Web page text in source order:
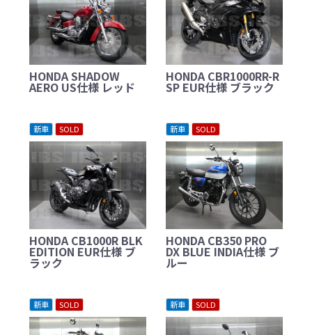
HONDA SHADOW
AERO US仕様 レッド
HONDA CBR1000RR-R
SP EUR仕様 ブラック
新車 SOLD
HONDA CB1000R BLK
EDITION EUR仕様 ブ
ラック
新車 SOLD
HONDA CB350 PRO
DX BLUE INDIA仕様 ブ
ルー
新車 SOLD 新車 SOLD